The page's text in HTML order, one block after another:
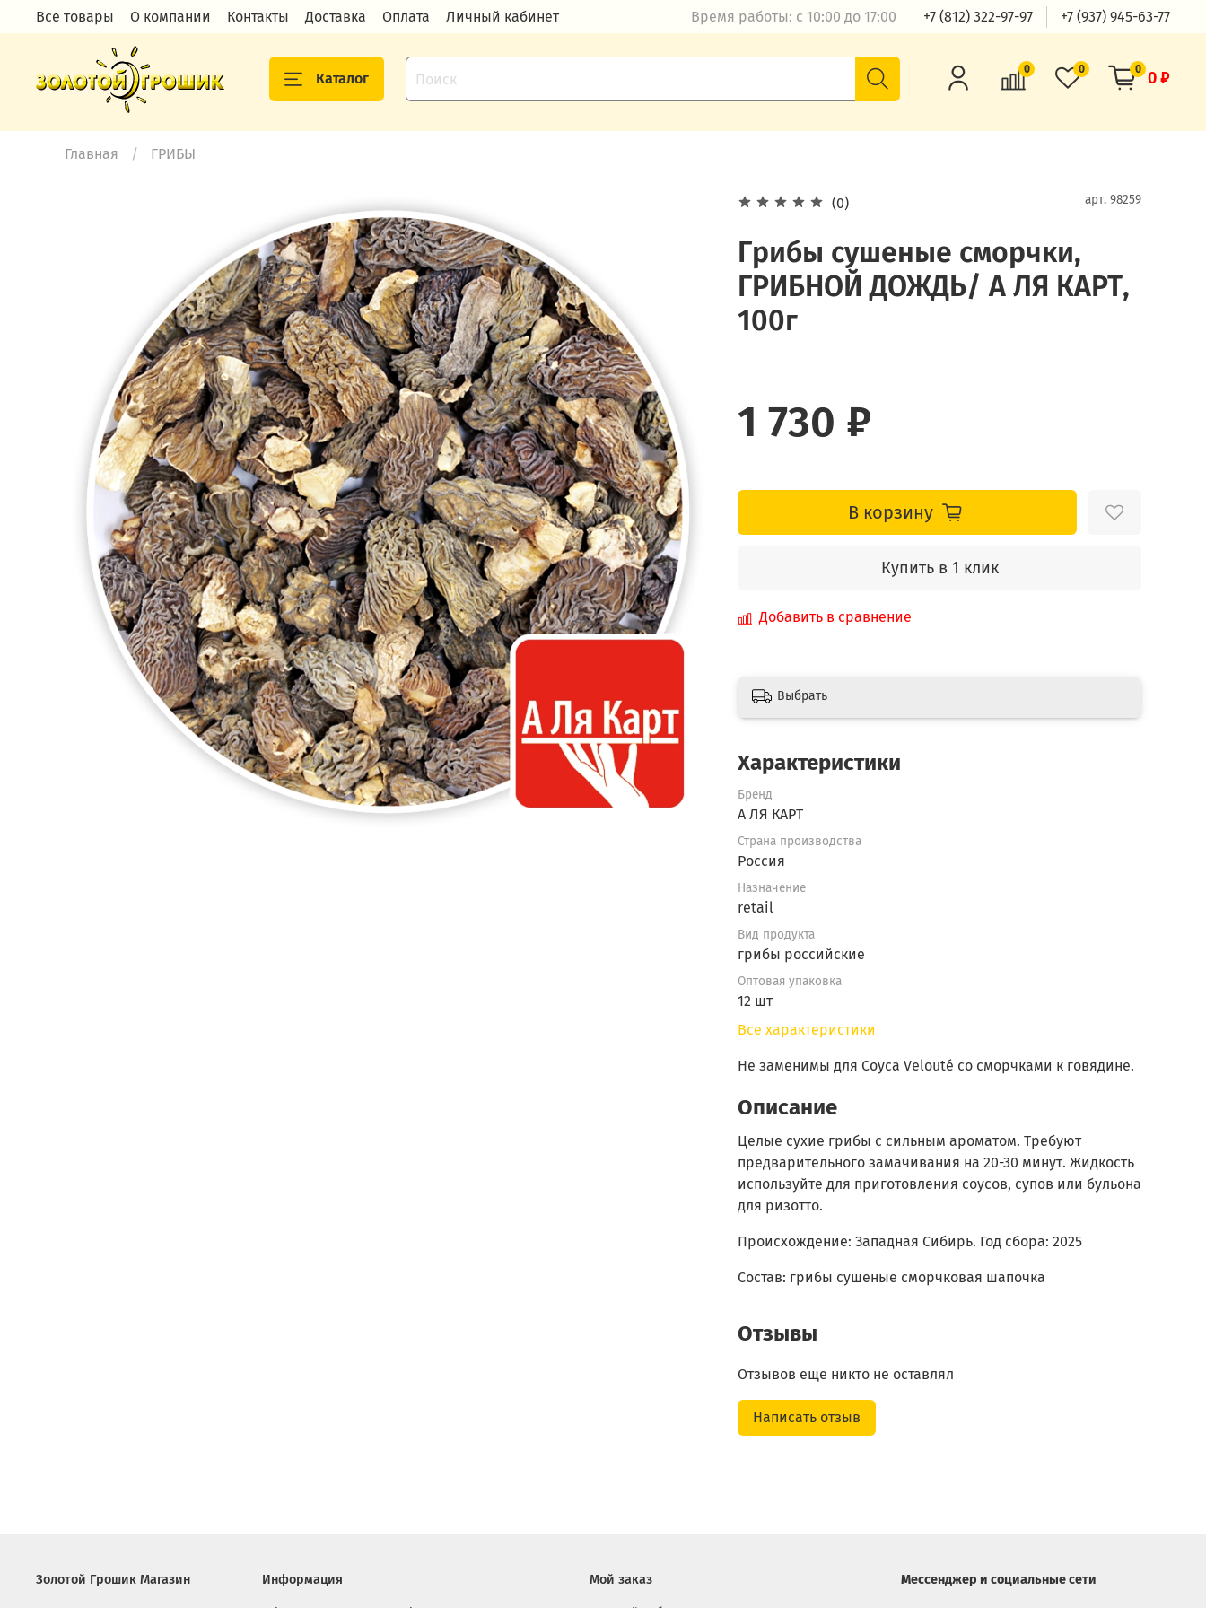
Все товары О компании Контакты Доставка Оплата Личный кабинет Время работы: с 10:00 до 17:00 +7 (812) 322-97-97 +7 (937) 945-63-77
Каталог
0 0 0 0 ₽
Главная ГРИБЫ
(0) арт. 98259
Грибы сушеные сморчки,
ГРИБНОЙ ДОЖДЬ/ А ЛЯ КАРТ,
100г
1 730 ₽
В корзину
Купить в 1 клик
Добавить в сравнение
Выбрать
Характеристики
Бренд
А ЛЯ КАРТ
Страна производства
Россия
Назначение
retail
Вид продукта
грибы российские
Оптовая упаковка
12 шт
Все характеристики
Не заменимы для Соуса Velouté со сморчками к говядине.
Описание
Целые сухие грибы с сильным ароматом. Требуют
предварительного замачивания на 20-30 минут. Жидкость
используйте для приготовления соусов, супов или бульона
для ризотто.
Происхождение: Западная Сибирь. Год сбора: 2025
Состав: грибы сушеные сморчковая шапочка
Отзывы
Отзывов еще никто не оставлял
Написать отзыв
Золотой Грошик Магазин Информация Мой заказ Мессенджер и социальные сети